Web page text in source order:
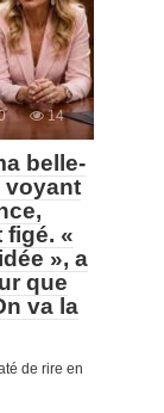
14
belle-
voyant
figé. «
», a
que
va la
de rire en